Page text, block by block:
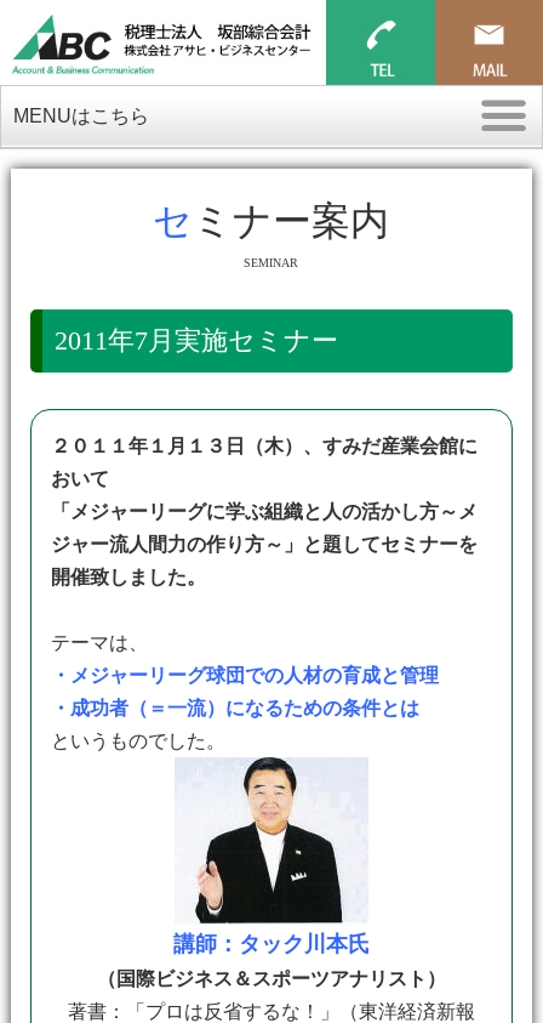
MENUはこちら
セミナー案内
SEMINAR
2011年7月実施セミナー
２０１１年１月１３日（木）、すみだ産業会館に
おいて
「メジャーリーグに学ぶ組織と人の活かし方～メ
ジャー流人間力の作り方～」
と題してセミナーを
開催致しました。
テーマは、
・メジャーリーグ球団での人材の育成と管理
・成功者（＝一流）になるための条件とは
というものでした。
講師：タック川本氏
（国際ビジネス＆スポーツアナリスト）
著書：「プロは反省するな！」（東洋経済新報